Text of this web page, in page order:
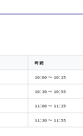
時間
10：00 ～ 10：25
10：30 ～ 10：55
11：00 ～ 11：25
11：30 ～ 11：55